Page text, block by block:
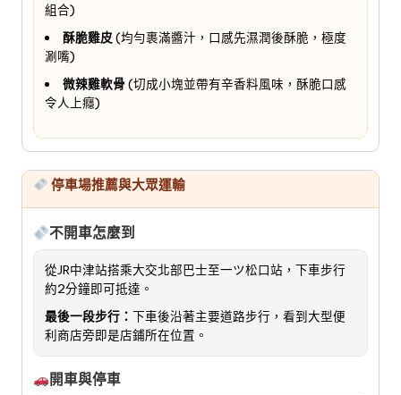
組合)
酥脆雞皮 (均勻裹滿醬汁，口感先濕潤後酥脆，極度
涮嘴)
微辣雞軟骨 (切成小塊並帶有辛香料風味，酥脆口感
令人上癮)
停車場推薦與大眾運輸
不開車怎麼到
從JR中津站搭乘大交北部巴士至一ツ松口站，下車步行
約2分鐘即可抵達。
最後一段步行： 下車後沿著主要道路步行，看到大型便
利商店旁即是店鋪所在位置。
開車與停車